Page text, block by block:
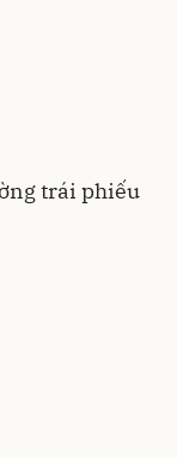
trái phiếu